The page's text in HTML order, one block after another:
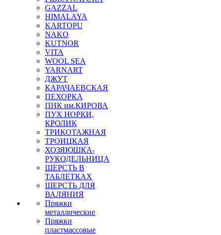
GAZZAL
HIMALAYA
KARTOPU
NAKO
KUTNOR
VITA
WOOL SEA
YARNART
ДЖУТ
КАРАЧАЕВСКАЯ
ПЕХОРКА
ПНК им.КИРОВА
ПУХ НОРКИ,
КРОЛИК
ТРИКОТАЖНАЯ
ТРОИЦКАЯ
ХОЗЯЮШКА-
РУКОДЕЛЬНИЦА
ШЕРСТЬ В
ТАБЛЕТКАХ
ШЕРСТЬ ДЛЯ
ВАЛЯНИЯ
Пряжки
металлические
Пряжки
пластмассовые